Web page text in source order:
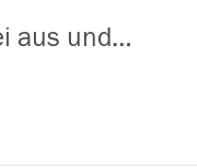
aus und…